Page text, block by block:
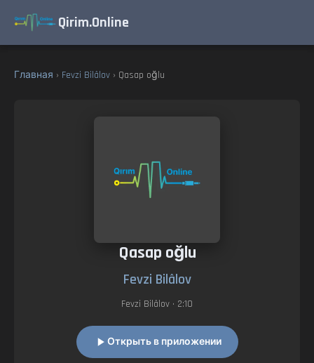
Qirim.Online
Главная › Fevzi Bilâlov › Qasap oğlu
Qasap oğlu
Fevzi Bilâlov
Fevzi Bilâlov • 2:10
Открыть в приложении